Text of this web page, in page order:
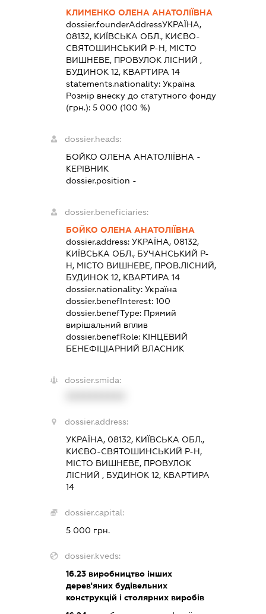
КЛИМЕНКО ОЛЕНА АНАТОЛІЇВНА
dossier.founderAddressУКРАЇНА,
08132, КИЇВСЬКА ОБЛ., КИЄВО-
СВЯТОШИНСЬКИЙ Р-Н, МІСТО
ВИШНЕВЕ, ПРОВУЛОК ЛІСНИЙ ,
БУДИНОК 12, КВАРТИРА 14
statements.nationality: Україна
Розмір внеску до статутного фонду
(грн.): 5 000 (100 %)
dossier.heads:
БОЙКО ОЛЕНА АНАТОЛІЇВНА -
КЕРІВНИК
dossier.position -
dossier.beneficiaries:
БОЙКО ОЛЕНА АНАТОЛІЇВНА
dossier.address: УКРАЇНА, 08132,
КИЇВСЬКА ОБЛ., БУЧАНСЬКИЙ Р-
Н, МІСТО ВИШНЕВЕ, ПРОВ.ЛІСНИЙ,
БУДИНОК 12, КВАРТИРА 14
dossier.nationality: Україна
dossier.benefInterest: 100
dossier.benefType: Прямий
вирішальний вплив
dossier.benefRole: КІНЦЕВИЙ
БЕНЕФІЦІАРНИЙ ВЛАСНИК
dossier.smida:
dossier.address:
УКРАЇНА, 08132, КИЇВСЬКА ОБЛ.,
КИЄВО-СВЯТОШИНСЬКИЙ Р-Н,
МІСТО ВИШНЕВЕ, ПРОВУЛОК
ЛІСНИЙ , БУДИНОК 12, КВАРТИРА
14
dossier.capital:
5 000 грн.
dossier.kveds:
16.23виробництво інших
дерев'яних будівельних
конструкцій і столярних виробів